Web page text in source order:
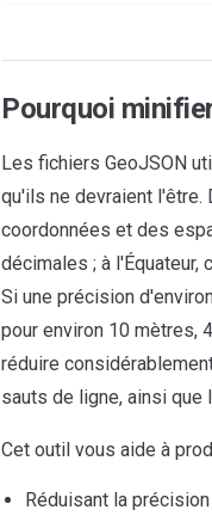
Pourquoi
Les fichiers GeoJSON
qu'ils ne devraient
coordonnées et des
décimales ; à
Si une précision
pour environ 10 mètres,
réduire
sauts de ligne, ainsi
Cet outil vous aide à
Réduisant la